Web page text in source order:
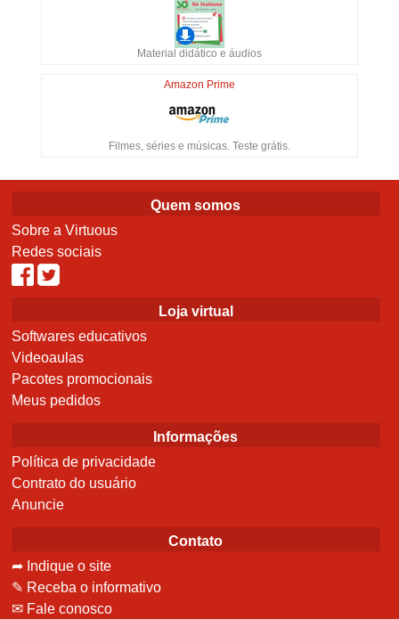
Material didático e áudios
Amazon Prime
Filmes, séries e músicas. Teste grátis.
Quem somos
Sobre a Virtuous
Redes sociais
Loja virtual
Softwares educativos
Videoaulas
Pacotes promocionais
Meus pedidos
Informações
Política de privacidade
Contrato do usuário
Anuncie
Contato
➦ Indique o site
✎ Receba o informativo
✉ Fale conosco